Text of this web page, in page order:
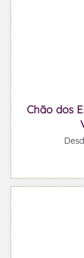
Chão dos